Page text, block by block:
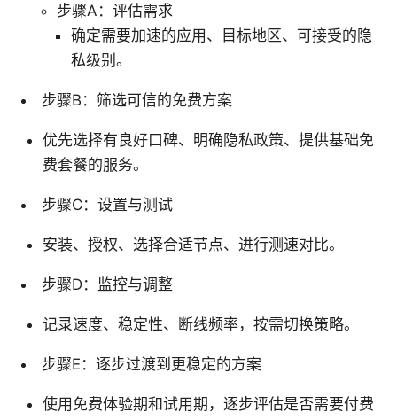
步骤A：评估需求
确定需要加速的应用、目标地区、可接受的隐
私级别。
步骤B：筛选可信的免费方案
优先选择有良好口碑、明确隐私政策、提供基础免
费套餐的服务。
步骤C：设置与测试
安装、授权、选择合适节点、进行测速对比。
步骤D：监控与调整
记录速度、稳定性、断线频率，按需切换策略。
步骤E：逐步过渡到更稳定的方案
使用免费体验期和试用期，逐步评估是否需要付费